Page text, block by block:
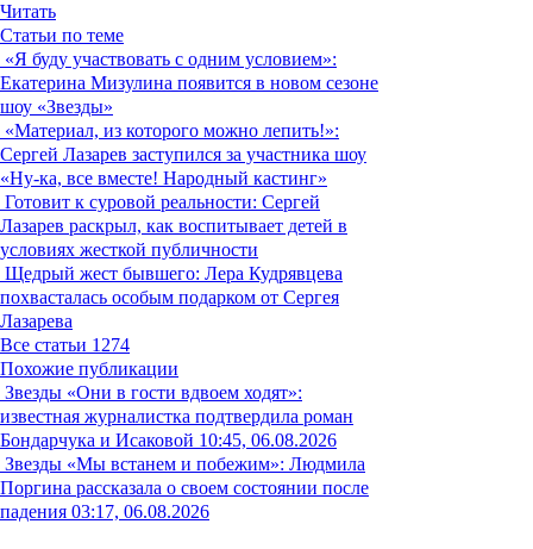
Читать
Статьи по теме
«Я буду участвовать с одним условием»:
Екатерина Мизулина появится в новом сезоне
шоу «Звезды»
«Материал, из которого можно лепить!»:
Сергей Лазарев заступился за участника шоу
«Ну-ка, все вместе! Народный кастинг»
Готовит к суровой реальности: Сергей
Лазарев раскрыл, как воспитывает детей в
условиях жесткой публичности
Щедрый жест бывшего: Лера Кудрявцева
похвасталась особым подарком от Сергея
Лазарева
Все статьи 1274
Похожие публикации
Звезды «Они в гости вдвоем ходят»:
известная журналистка подтвердила роман
Бондарчука и Исаковой 10:45, 06.08.2026
Звезды «Мы встанем и побежим»: Людмила
Поргина рассказала о своем состоянии после
падения 03:17, 06.08.2026